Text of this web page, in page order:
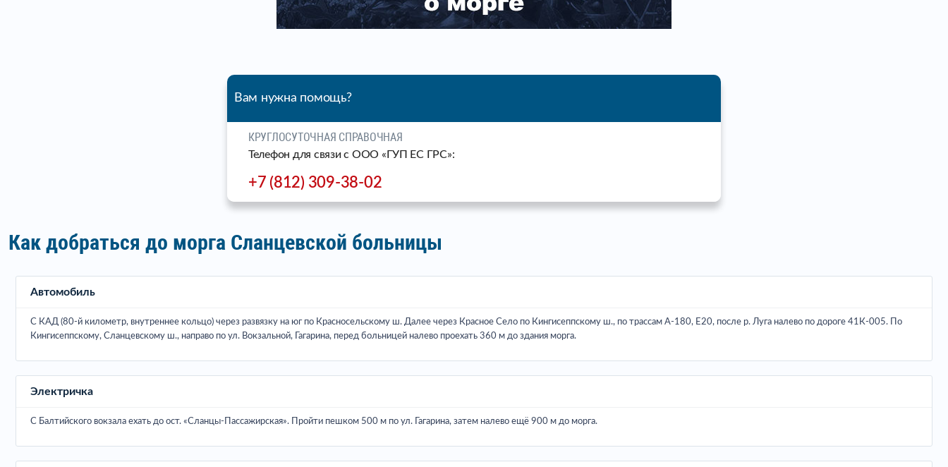
Вам нужна помощь?
КРУГЛОСУТОЧНАЯ СПРАВОЧНАЯ
Телефон для связи c ООО «ГУП ЕС ГРС»:
+7 (812) 309-38-02
Как добраться до морга Сланцевской больницы
Автомобиль
С КАД (80-й километр, внутреннее кольцо) через развязку на юг по Красносельскому ш. Далее через Красное Село по Кингисеппскому ш., по трассам А-180, Е20, после р. Луга налево по дороге 41К-005. По
Кингисеппскому, Сланцевскому ш., направо по ул. Вокзальной, Гагарина, перед больницей налево проехать 360 м до здания морга.
Электричка
С Балтийского вокзала ехать до ост. «Сланцы-Пассажирская». Пройти пешком 500 м по ул. Гагарина, затем налево ещё 900 м до морга.